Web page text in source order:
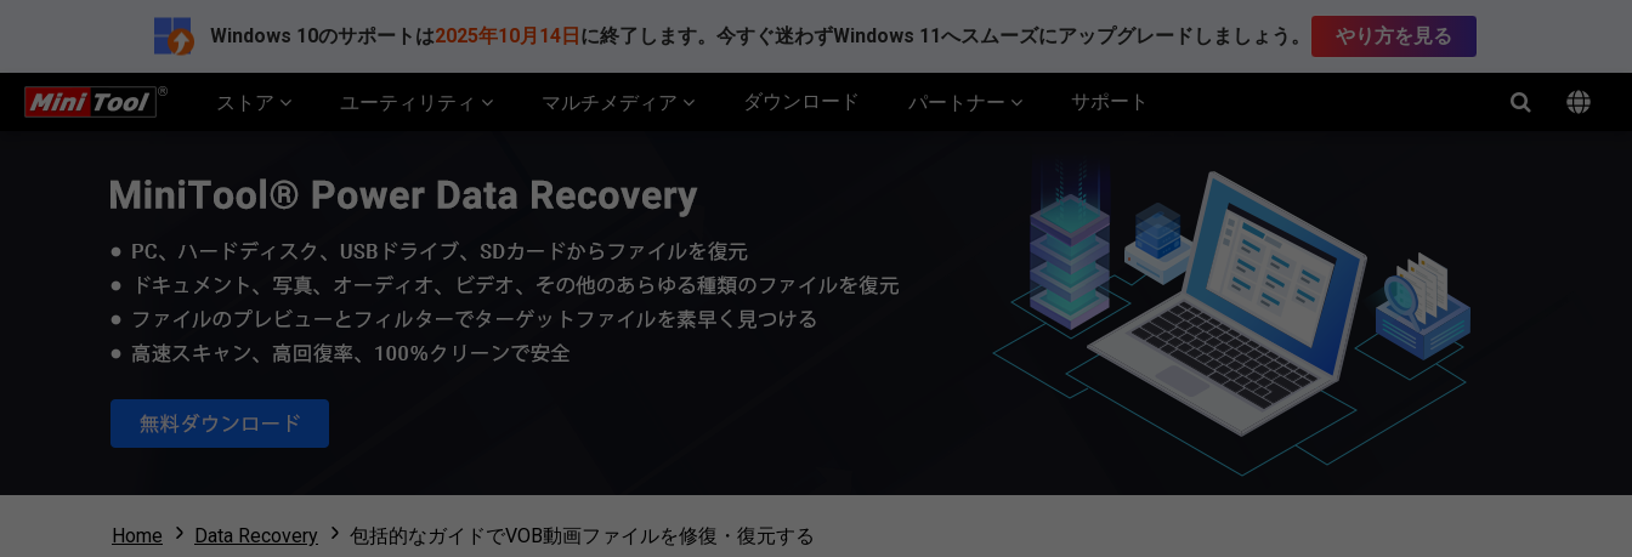
Windows 10のサポートは2025年10月14日 に終了します。今すぐ迷わずWindows 11へスムーズにアップグレードしましょう。 やり方を見る
ストア ユーティリティ マルチメディア ダウンロード パートナー サポート
Home Data Recovery 包括的なガイドでVOB動画ファイルを修復・復元する